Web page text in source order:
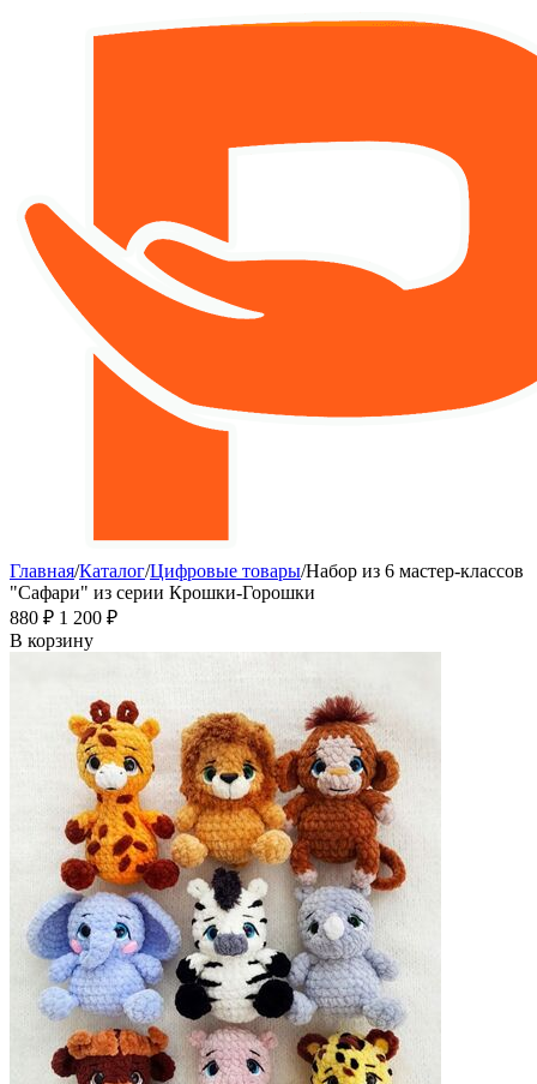
Главная/Каталог/Цифровые товары/Набор из 6 мастер-классов
"Сафари" из серии Крошки-Горошки
‍880‍ ₽ 1 200 ₽
В корзину